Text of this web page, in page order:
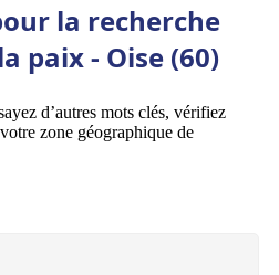
la recherche
paix - Oise (60)
d’autres mots clés, vérifiez
zone géographique de